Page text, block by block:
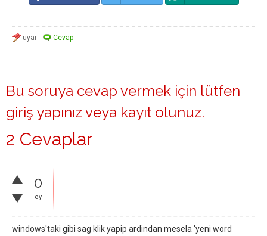
Bu soruya cevap vermek için lütfen
giriş yapınız veya kayıt olunuz.
2 Cevaplar
0
oy
windows'taki gibi sag klik yapip ardindan mesela 'yeni word